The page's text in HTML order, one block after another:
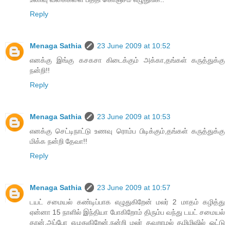
Reply
Menaga Sathia
23 June 2009 at 10:52
எனக்கு இங்கு கசகசா கிடைக்கும் அக்கா,தங்கள் கருத்துக்கு
நன்றி!!
Reply
Menaga Sathia
23 June 2009 at 10:53
எனக்கு செட்டிநாட்டு உணவு ரொம்ப பிடிக்கும்,தங்கள் கருத்துக்கு
மிக்க நன்றி தேவா!!
Reply
Menaga Sathia
23 June 2009 at 10:57
டயட் சமையல் கண்டிப்பாக எழுதுகிறேன் மலர் 2 மாதம் கழித்து
ஏன்னா 15 நாளில் இந்தியா போகிறோம் திரும்ப வந்து டயட் சமையல்
தான்.அப்போ எழுதுகிறேன்.நன்றி மலர் தவறாமல் தமிழிஷில் ஓட்டு